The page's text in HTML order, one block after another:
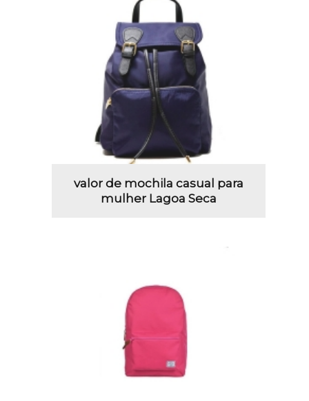
valor de mochila casual para
mulher Lagoa Seca